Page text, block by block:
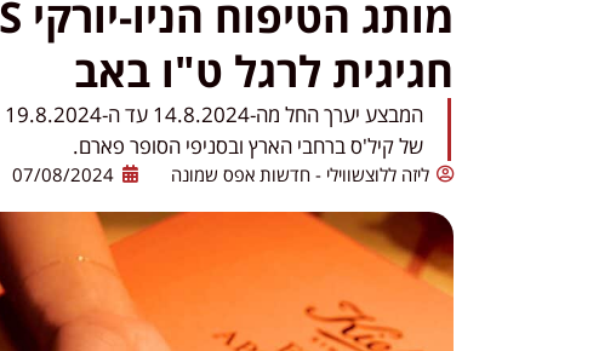
חגיגית לרגל ט"ו באב
של קיל'ס ברחבי הארץ ובסניפי הסופר פארם.
ליזה ללוצשווילי - חדשות אפס שמונה 07/08/2024